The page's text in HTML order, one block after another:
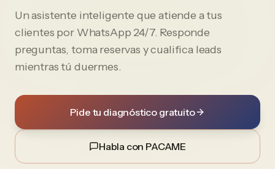
Un asistente inteligente que atiende a tus
clientes por WhatsApp 24/7. Responde
preguntas, toma reservas y cualifica leads
mientras tú duermes.
Pide tu diagnóstico gratuito
Habla con PACAME